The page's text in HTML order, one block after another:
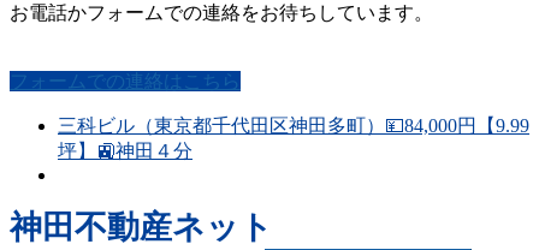
お電話かフォームでの連絡をお待ちしています。
フォームでの連絡はこちら
三科ビル（東京都千代田区神田多町）💴84,000円【9.99
坪】🚉神田４分
神田不動産ネット